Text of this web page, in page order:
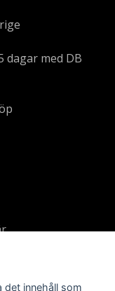
dagar med DB
det innehåll som